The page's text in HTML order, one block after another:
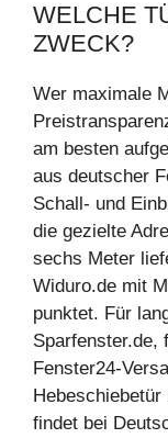
WELCHE
ZWECK?
Wer maximale
am besten
aus deutscher
Schall- und
die gezielte
sechs Meter
Widuro.de mit
punktet. Für
Sparfenster.de,
Fenster24-
findet bei